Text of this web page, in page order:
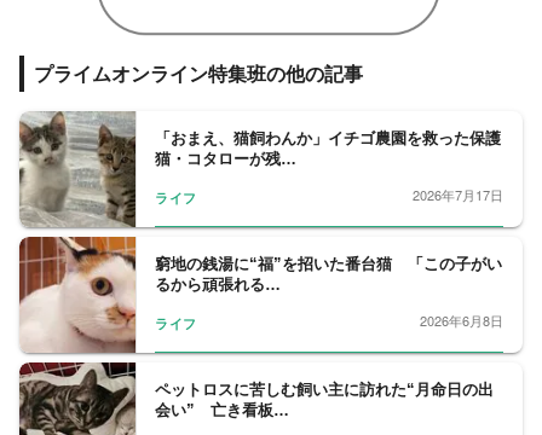
プライムオンライン特集班の他の記事
「おまえ、猫飼わんか」イチゴ農園を救った保護
猫・コタローが残…
ライフ 2026年7月17日
窮地の銭湯に“福”を招いた番台猫 「この子がい
るから頑張れる…
ライフ 2026年6月8日
ペットロスに苦しむ飼い主に訪れた“月命日の出
会い” 亡き看板…